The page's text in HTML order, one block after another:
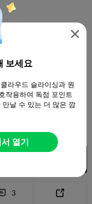
& Creatures 
3 

보세요
라우드 슬라이싱과 원
작용하여 독점 포인트
날 수 있는 더 많은 깜
열기